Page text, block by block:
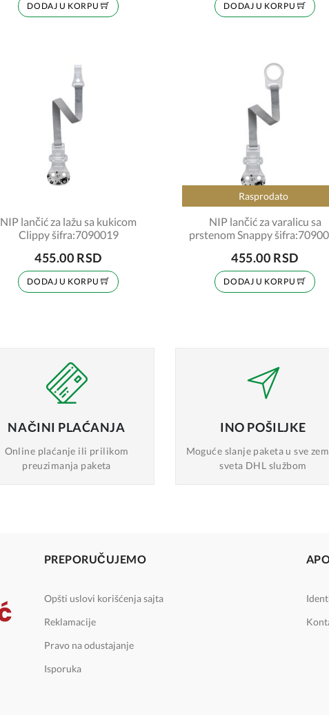
DODAJ U KORPU DODAJ U KORPU
NIP lančić za lažu sa kukicom
Clippy šifra:7090019
455.00 RSD
DODAJ U KORPU
Rasprodato
NIP lančić za varalicu sa
prstenom Snappy
455.00 RSD
DODAJ U KORPU
NAČINI PLAĆANJA
Online plaćanje ili prilikom
preuzimanja paketa
INO POŠILJKE
Moguće slanje paketa u sve
sveta DHL službom
PREPORUČUJEMO
Opšti uslovi korišćenja sajta
Reklamacije
Pravo na odustajanje
Isporuka